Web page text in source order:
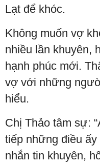
Lạt để khóc.
Không muốn vợ
nhiều lần khuyên,
hạnh phúc mới.
vợ với những
hiểu.
Chị Thảo tâm sự:
tiếp những điều
nhắn tin khuyên,